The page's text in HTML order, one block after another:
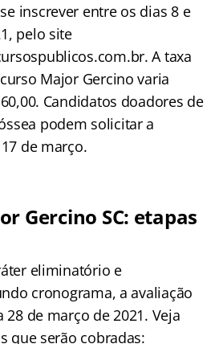
inscrever entre os dias 8 e
pelo site
A taxa
Major Gercino varia
Candidatos doadores de
podem solicitar a
de março.
Gercino SC: etapas
eliminatório e
cronograma, a avaliação
de março de 2021. Veja
que serão cobradas: